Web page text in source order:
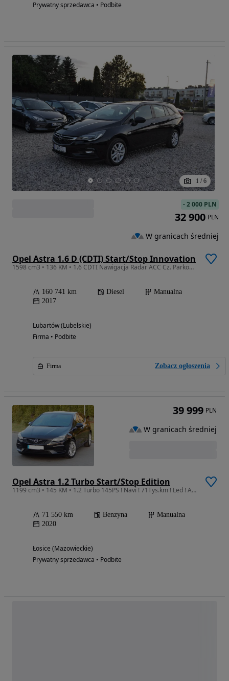
Prywatny sprzedawca • Podbite
1 / 6
Opel Astra 1.6 D (CDTI) Start/Stop Innovation
1598 cm3 • 136 KM • 1.6 CDTI Nawigacja Radar ACC Cz. Parkowania Kamera cofania
160 741 km Diesel
Manualna
2017
Lubartów (Lubelskie)
Firma • Podbite
Firma Zobacz ogłoszenia
-2 000 PLN
32 900 PLN
W granicach średniej
Opel Astra 1.2 Turbo Start/Stop Edition
1199 cm3 • 145 KM • 1.2 Turbo 145PS ! Navi ! 71Tys.km ! Led ! Alu 17 ! Super Stan !
71 550 km Benzyna
Manualna
2020
Łosice (Mazowieckie)
Prywatny sprzedawca • Podbite
39 999 PLN
W granicach średniej